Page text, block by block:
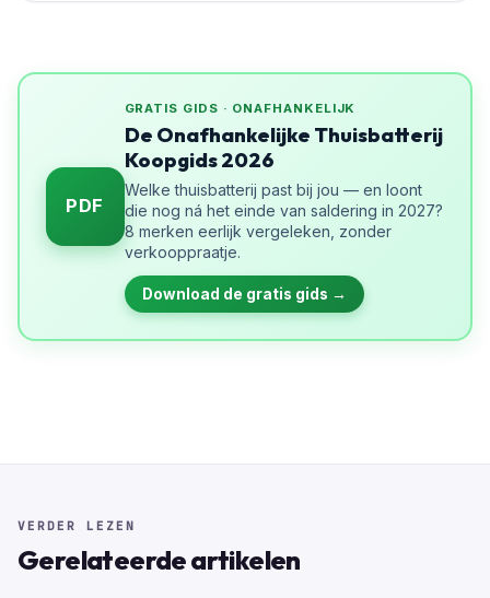
PDF
GRATIS GIDS · ONAFHANKELIJK
De Onafhankelijke Thuisbatterij
Koopgids 2026
Welke thuisbatterij past bij jou — en loont
die nog ná het einde van saldering in 2027?
8 merken eerlijk vergeleken, zonder
verkooppraatje.
Download de gratis gids →
VERDER LEZEN
Gerelateerde artikelen